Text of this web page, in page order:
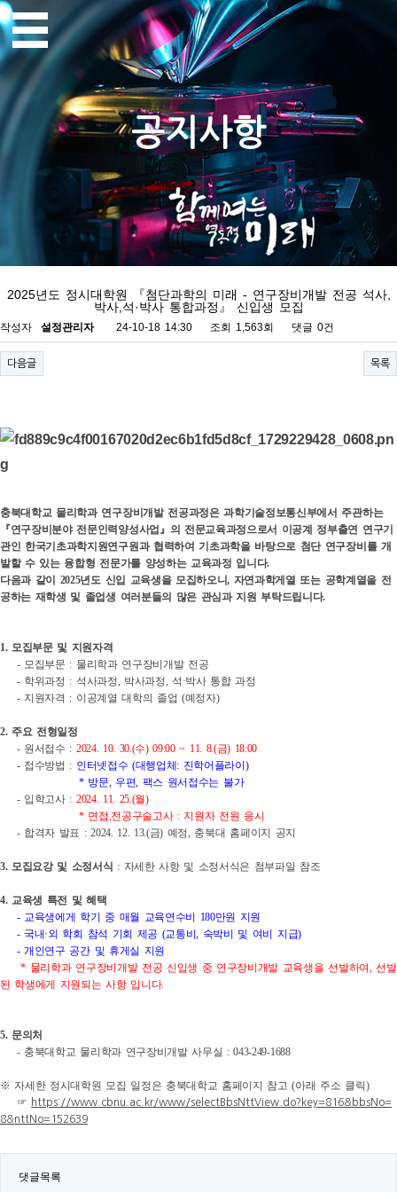
공지사항
2025년도 정시대학원 『첨단과학의 미래 - 연구장비개발 전공 석사,
박사,석·박사 통합과정』 신입생 모집
작성자 설정관리자 24-10-18 14:30 조회 1,563회 댓글 0건
다음글 목록
충북대학교 물리학과 연구장비개발 전공과정은 과학기술정보통신부에서 주관하는
『연구장비분야 전문인력양성사업』의 전문교육과정으로서 이공계 정부출연 연구기
관인 한국기초과학지원연구원과 협력하여 기초과학을 바탕으로 첨단 연구장비를 개
발할 수 있는 융합형 전문가를 양성하는 교육과정 입니다.
다음과 같이 2025년도 신입 교육생을 모집하오니, 자연과학게열 또는 공학계열을 전
공하는 재학생 및 졸업생 여러분들의 많은 관심과 지원 부탁드립니다.
1. 모집부문 및 지원자격
- 모집부문 : 물리학과 연구장비개발 전공
- 학위과정 : 석사과정, 박사과정, 석·박사 통합 과정
- 지원자격 : 이공계열 대학의 졸업 (예정자)
2. 주요 전형일정
- 원서접수 : 2024. 10. 30.(수) 09:00 ~ 11. 8.(금) 18:00
- 접수방법 : 인터넷접수 (대행업체: 진학어플라이)
* 방문, 우편, 팩스 원서접수는 불가
- 입학고사 : 2024. 11. 25.(월)
* 면접,전공구술고사 : 지원자 전원 응시
- 합격자 발표 : 2024. 12. 13.(금) 예정, 충북대 홈페이지 공지
3. 모집요강 및 소정서식 : 자세한 사항 및 소정서식은 첨부파일 참조
4. 교육생 특전 및 혜택
- 교육생에게 학기 중 매월 교육연수비 180만원 지원
- 국내·외 학회 참석 기회 제공 (교통비, 숙박비 및 여비 지급)
- 개인연구 공간 및 휴게실 지원
* 물리학과 연구장비개발 전공 신입생 중 연구장비개발 교육생을 선발하여, 선발
된 학생에게 지원되는 사항 입니다.
5. 문의처
- 충북대학교 물리학과 연구장비개발 사무실 : 043-249-1688
※ 자세한 정시대학원 모집 일정은 충북대학교 홈페이지 참고 (아래 주소 클릭)
☞ https://www.cbnu.ac.kr/www/selectBbsNttView.do?key=816&bbsNo=
8&nttNo=152639
댓글목록